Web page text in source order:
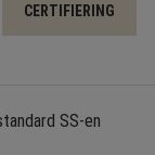
CERTIFIERING
SS-en